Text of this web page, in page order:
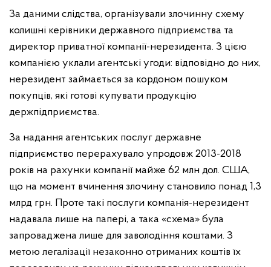
За даними слідства, організували злочинну схему
колишні керівники державного підприємства та
директор приватної компанії-нерезидента. З цією
компанією уклали агентські угоди: відповідно до них,
нерезидент займається за кордоном пошуком
покупців, які готові купувати продукцію
держпідприємства.
За надання агентських послуг державне
підприємство перерахувало упродовж 2013-2018
років на рахунки компанії майже 62 млн дол. США,
що на момент вчинення злочину становило понад 1,3
млрд грн. Проте такі послуги компанія-нерезидент
надавала лише на папері, а така «схема» була
запроваджена лише для заволодіння коштами. З
метою легалізації незаконно отриманих коштів їх